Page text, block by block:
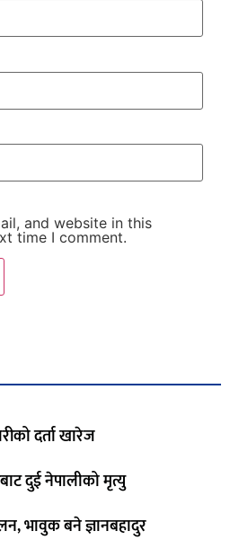
and website in this
time I comment.
दर्ता खारेज
दुई नेपालीको मृत्यु
भावुक बने ज्ञानबहादुर